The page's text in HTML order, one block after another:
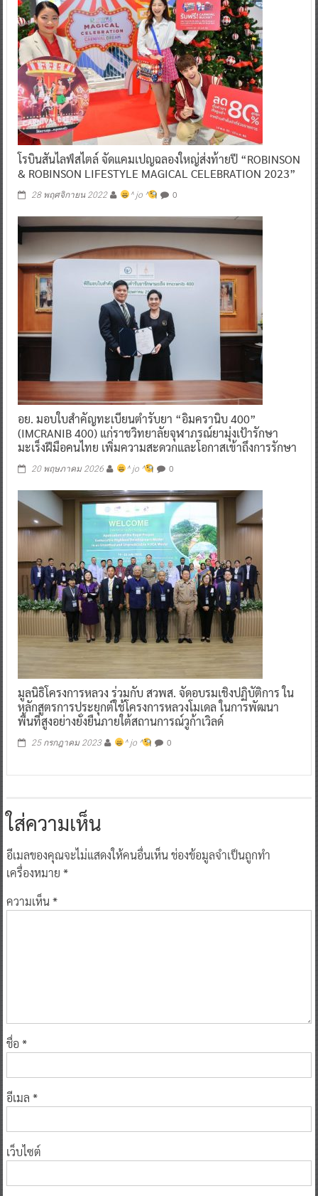
โรบินสันไลฟ์สไตล์ จัดแคมเปญฉลองใหญ่ส่งท้ายปี “ROBINSON
& ROBINSON LIFESTYLE MAGICAL CELEBRATION 2023”
28 พฤศจิกายน 2022 ^ jo ^ 0
อย. มอบใบสำคัญทะเบียนตำรับยา “อิมครานิบ 400”
(IMCRANIB 400) แก่ราชวิทยาลัยจุฬาภรณ์ยามุ่งเป้ารักษา
มะเร็งฝีมือคนไทย เพิ่มความสะดวกและโอกาสเข้าถึงการรักษา
20 พฤษภาคม 2026 ^ jo ^ 0
มูลนิธิโครงการหลวง ร่วมกับ สวพส. จัดอบรมเชิงปฏิบัติการ ใน
หลักสูตรการประยุกต์ใช้โครงการหลวงโมเดล ในการพัฒนา
พื้นที่สูงอย่างยั่งยืนภายใต้สถานการณ์วูก้าเวิลด์
25 กรกฎาคม 2023 ^ jo ^ 0
ใส่ความเห็น
อีเมลของคุณจะไม่แสดงให้คนอื่นเห็นช่องข้อมูลจำเป็นถูกทำ
เครื่องหมาย *
ความเห็น*
ชื่อ *
อีเมล *
เว็บไซต์